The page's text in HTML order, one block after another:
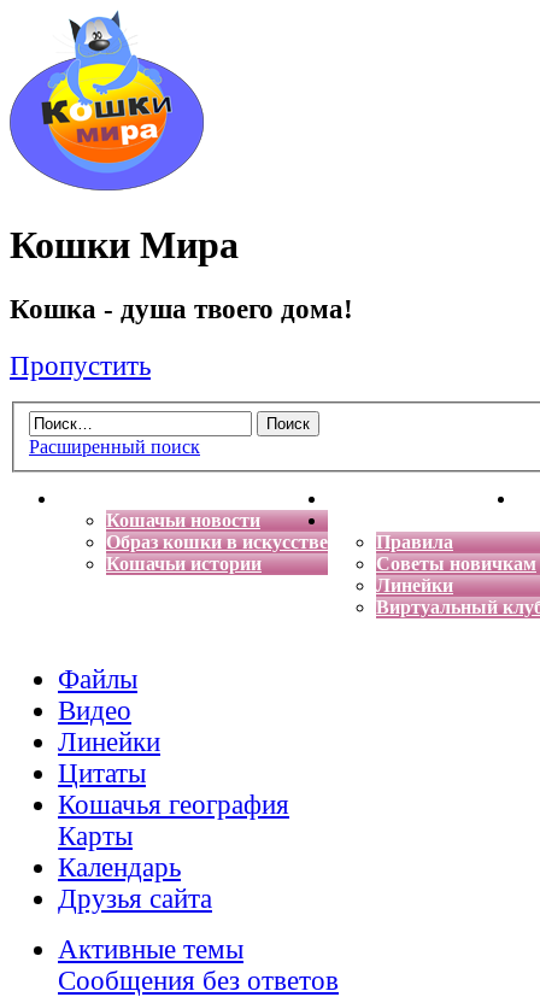
Кошки Мира
Кошка - душа твоего дома!
Пропустить
Расширенный поиск
Кошачьи новости
Образ кошки в искусстве
Кошачьи истории
Энциклопедия кошек
Правила
Советы новичкам
Линейки
Виртуальный
Файлы
Видео
Линейки
Цитаты
Кошачья география
Карты
Календарь
Друзья сайта
Активные темы
Сообщения без ответов